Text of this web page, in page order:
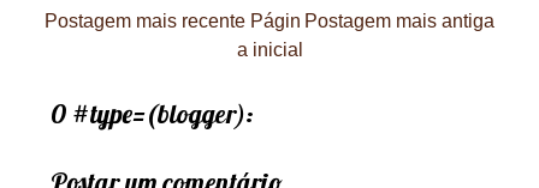
Postagem mais recente Postagem mais antiga
Págin
a inicial
0 #type=(blogger):